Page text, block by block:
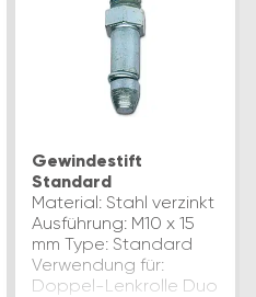
Gewindestift
Standard
Material: Stahl verzinkt
Ausführung: M10 x 15
mm Type: Standard
Verwendung für:
Doppel-Lenkrolle Duo